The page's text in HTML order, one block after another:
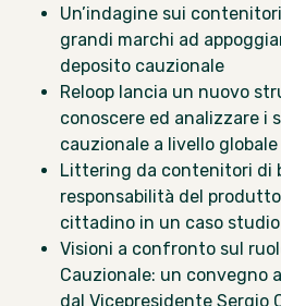
Un’indagine sui
grandi marchi ad
deposito cauzionale
Reloop lancia un nuovo
conoscere ed analizzare i
cauzionale a livello globale
Littering da contenitori di
responsabilità del
cittadino in un caso studio
Visioni a confronto sul
Cauzionale: un convegno
dal Vicepresidente Sergio